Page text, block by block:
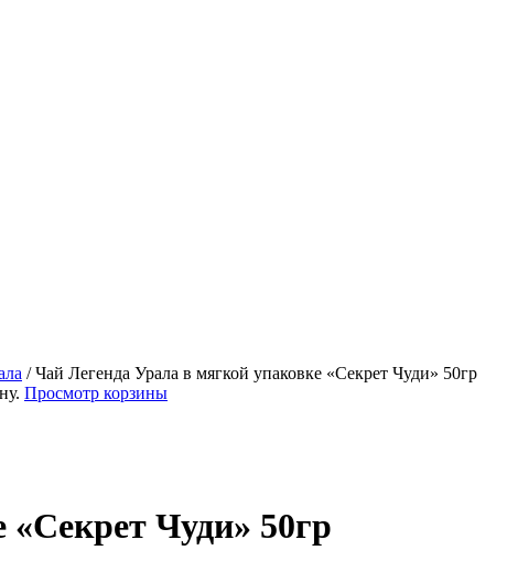
/Чай Легенда Урала в мягкой упаковке «Секрет Чуди» 50гр
Просмотр корзины
Чуди» 50гр